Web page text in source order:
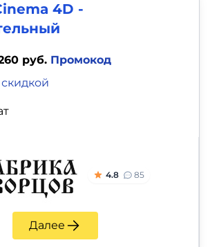
4D -
руб. Промокод
4.8 85
Далее